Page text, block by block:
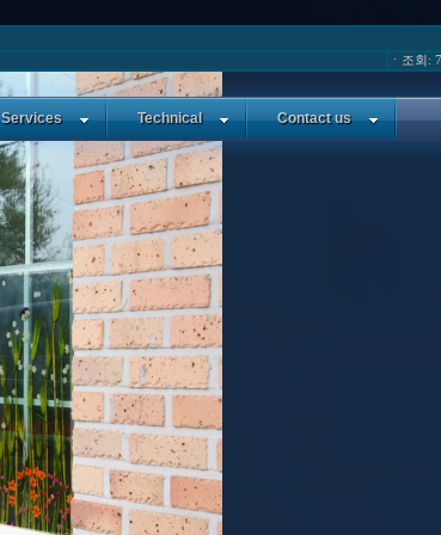
Services Technical Contact us
ㆍ조회: